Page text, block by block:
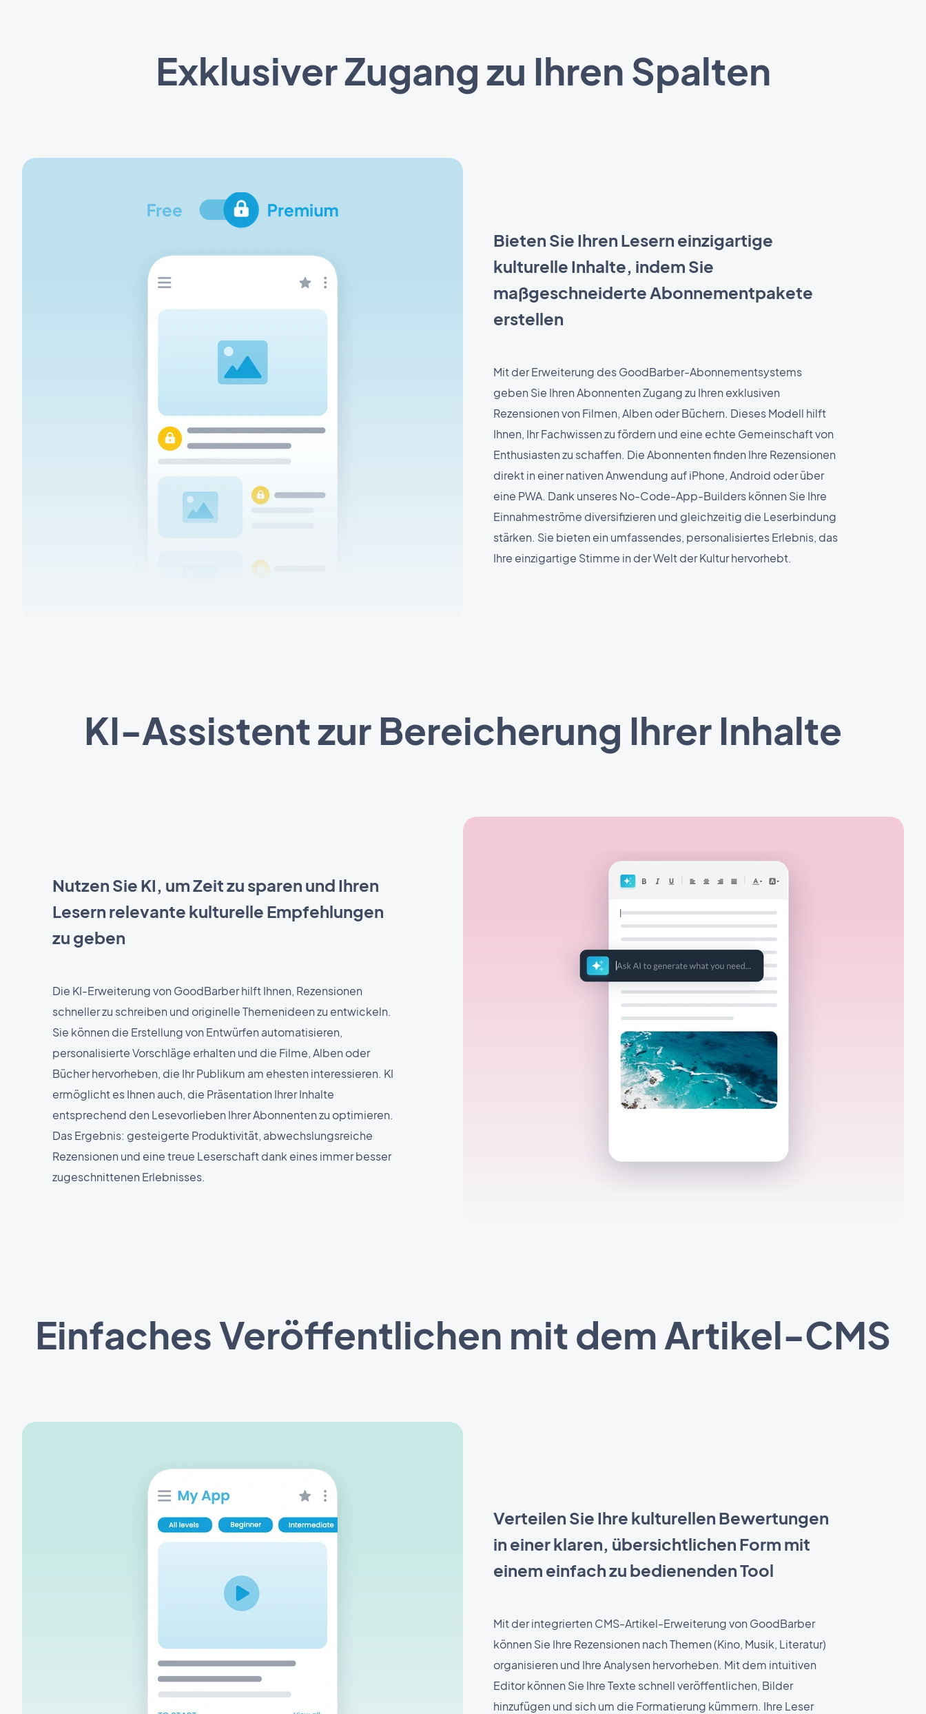
Exklusiver Zugang zu Ihren Spalten
Bieten Sie Ihren Lesern einzigartige
kulturelle Inhalte, indem Sie
maßgeschneiderte Abonnementpakete
erstellen
Mit der Erweiterung des GoodBarber-Abonnementsystems
geben Sie Ihren Abonnenten Zugang zu Ihren exklusiven
Rezensionen von Filmen, Alben oder Büchern. Dieses Modell hilft
Ihnen, Ihr Fachwissen zu fördern und eine echte Gemeinschaft von
Enthusiasten zu schaffen. Die Abonnenten finden Ihre Rezensionen
direkt in einer nativen Anwendung auf iPhone, Android oder über
eine PWA. Dank unseres No-Code-App-Builders können Sie Ihre
Einnahmeströme diversifizieren und gleichzeitig die Leserbindung
stärken. Sie bieten ein umfassendes, personalisiertes Erlebnis, das
Ihre einzigartige Stimme in der Welt der Kultur hervorhebt.
KI-Assistent zur Bereicherung Ihrer Inhalte
Nutzen Sie KI, um Zeit zu sparen und Ihren
Lesern relevante kulturelle Empfehlungen
zu geben
Die KI-Erweiterung von GoodBarber hilft Ihnen, Rezensionen
schneller zu schreiben und originelle Themenideen zu entwickeln.
Sie können die Erstellung von Entwürfen automatisieren,
personalisierte Vorschläge erhalten und die Filme, Alben oder
Bücher hervorheben, die Ihr Publikum am ehesten interessieren. KI
ermöglicht es Ihnen auch, die Präsentation Ihrer Inhalte
entsprechend den Lesevorlieben Ihrer Abonnenten zu optimieren.
Das Ergebnis: gesteigerte Produktivität, abwechslungsreiche
Rezensionen und eine treue Leserschaft dank eines immer besser
zugeschnittenen Erlebnisses.
Einfaches Veröffentlichen mit dem Artikel-CMS
Verteilen Sie Ihre kulturellen Bewertungen
in einer klaren, übersichtlichen Form mit
einem einfach zu bedienenden Tool
Mit der integrierten CMS-Artikel-Erweiterung von GoodBarber
können Sie Ihre Rezensionen nach Themen (Kino, Musik, Literatur)
organisieren und Ihre Analysen hervorheben. Mit dem intuitiven
Editor können Sie Ihre Texte schnell veröffentlichen, Bilder
hinzufügen und sich um die Formatierung kümmern. Ihre Leser